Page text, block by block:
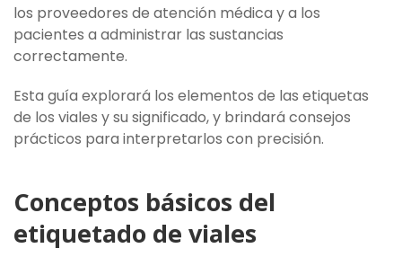
los proveedores de atención médica y a los
pacientes a administrar las sustancias
correctamente.
Esta guía explorará los elementos de las etiquetas
de los viales y su significado, y brindará consejos
prácticos para interpretarlos con precisión.
Conceptos básicos del
etiquetado de viales